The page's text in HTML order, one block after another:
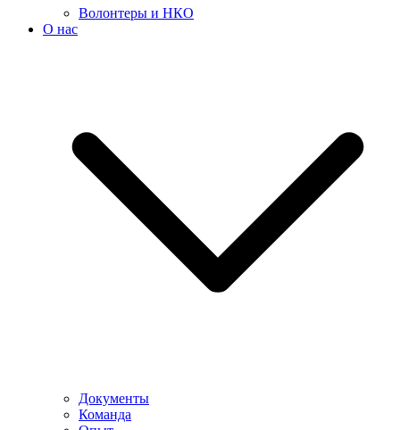
Волонтеры и НКО
О нас
Документы
Команда